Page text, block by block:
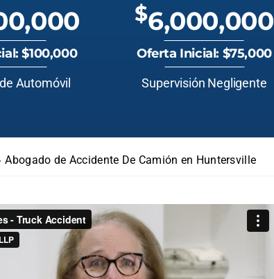
$100,000
Automóvil
$6,000,000
Oferta Inicial: $75,000
Supervisión Negligente
Abogado de Accidente De Camión en Huntersville